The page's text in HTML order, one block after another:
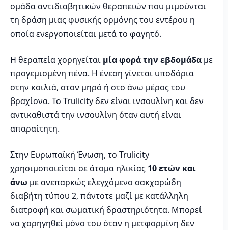
ομάδα αντιδιαβητικών θεραπειών που μιμούνται
τη δράση μιας φυσικής ορμόνης του εντέρου η
οποία ενεργοποιείται μετά το φαγητό.
Η θεραπεία χορηγείται μία φορά την εβδομάδα με
προγεμισμένη πένα. Η ένεση γίνεται υποδόρια
στην κοιλιά, στον μηρό ή στο άνω μέρος του
βραχίονα. Το Trulicity δεν είναι ινσουλίνη και δεν
αντικαθιστά την ινσουλίνη όταν αυτή είναι
απαραίτητη.
Στην Ευρωπαϊκή Ένωση, το Trulicity
χρησιμοποιείται σε άτομα ηλικίας 10 ετών και
άνω με ανεπαρκώς ελεγχόμενο σακχαρώδη
διαβήτη τύπου 2, πάντοτε μαζί με κατάλληλη
διατροφή και σωματική δραστηριότητα. Μπορεί
να χορηγηθεί μόνο του όταν η μετφορμίνη δεν